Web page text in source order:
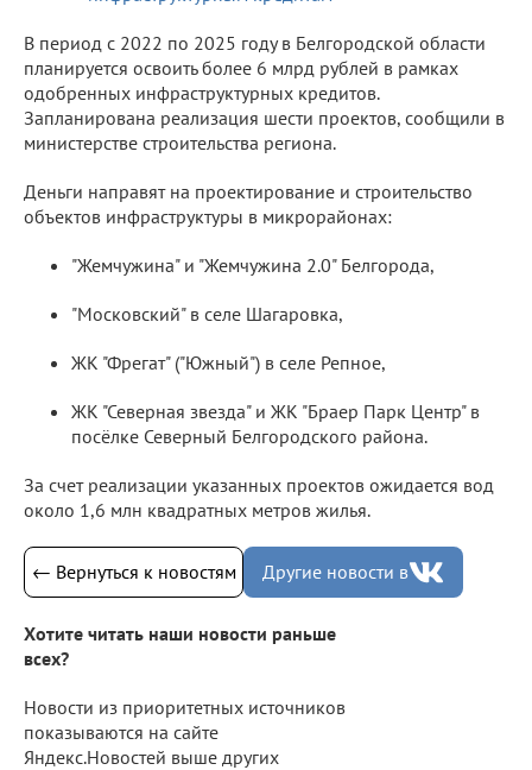
В период с 2022 по 2025 году в Белгородской области
планируется освоить более 6 млрд рублей в рамках
одобренных инфраструктурных кредитов.
Запланирована реализация шести проектов, сообщили в
министерстве строительства региона.
Деньги направят на проектирование и строительство
объектов инфраструктуры в микрорайонах:
"Жемчужина" и "Жемчужина 2.0" Белгорода,
"Московский" в селе Шагаровка,
ЖК "Фрегат" ("Южный") в селе Репное,
ЖК "Северная звезда" и ЖК "Браер Парк Центр" в
посёлке Северный Белгородского района.
За счет реализации указанных проектов ожидается вод
около 1,6 млн квадратных метров жилья.
← Вернуться к новостям Другие новости в
Хотите читать наши новости раньше
всех?
Новости из приоритетных источников
показываются на сайте
Яндекс.Новостей выше других